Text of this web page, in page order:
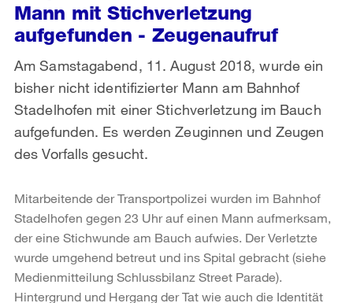
Mann mit Stichverletzung
aufgefunden - Zeugenaufruf
Am Samstagabend, 11. August 2018, wurde ein
bisher nicht identifizierter Mann am Bahnhof
Stadelhofen mit einer Stichverletzung im Bauch
aufgefunden. Es werden Zeuginnen und Zeugen
des Vorfalls gesucht.
Mitarbeitende der Transportpolizei wurden im Bahnhof
Stadelhofen gegen 23 Uhr auf einen Mann aufmerksam,
der eine Stichwunde am Bauch aufwies. Der Verletzte
wurde umgehend betreut und ins Spital gebracht (siehe
Medienmitteilung Schlussbilanz Street Parade).
Hintergrund und Hergang der Tat wie auch die Identität